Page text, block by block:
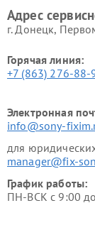
Адрес
г. Донецк,
Горячая линия:
+7 (863) 276-88-
Электронная
info@sony-
для
manager@fix-
График работы:
ПН-ВСК с 9:00